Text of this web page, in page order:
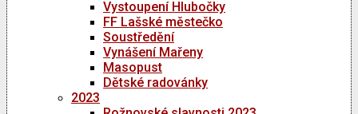
Vystoupení Hlubočky
FF Lašské městečko
Soustředění
Vynášení Mařeny
Masopust
Dětské radovánky
2023